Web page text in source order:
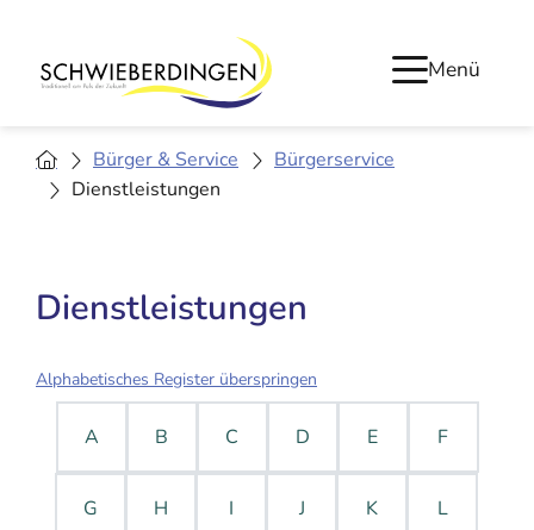
Menü
Bürger & Service
Bürgerservice
Dienstleistungen
Dienstleistungen
Alphabetisches Register überspringen
A B C D E F
G H I J K L